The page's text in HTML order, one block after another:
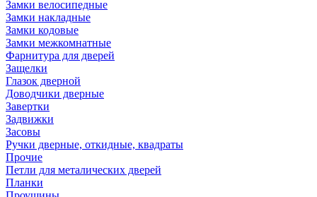
Замки велосипедные
Замки накладные
Замки кодовые
Замки межкомнатные
Фарнитура для дверей
Защелки
Глазок дверной
Доводчики дверные
Завертки
Задвижки
Засовы
Ручки дверные, откидные, квадраты
Прочие
Петли для металических дверей
Планки